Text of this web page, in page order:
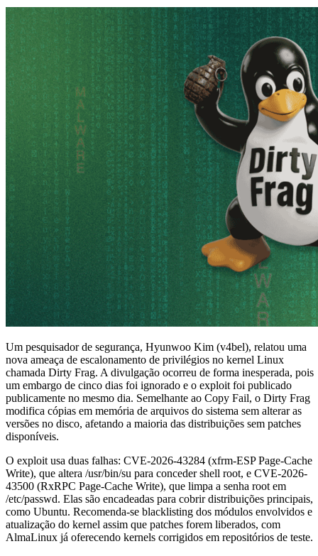
Um pesquisador de segurança, Hyunwoo Kim (v4bel), relatou uma
nova ameaça de escalonamento de privilégios no kernel Linux
chamada Dirty Frag. A divulgação ocorreu de forma inesperada, pois
um embargo de cinco dias foi ignorado e o exploit foi publicado
publicamente no mesmo dia. Semelhante ao Copy Fail, o Dirty Frag
modifica cópias em memória de arquivos do sistema sem alterar as
versões no disco, afetando a maioria das distribuições sem patches
disponíveis.
O exploit usa duas falhas: CVE-2026-43284 (xfrm-ESP Page-Cache
Write), que altera /usr/bin/su para conceder shell root, e CVE-2026-
43500 (RxRPC Page-Cache Write), que limpa a senha root em
/etc/passwd. Elas são encadeadas para cobrir distribuições principais,
como Ubuntu. Recomenda-se blacklisting dos módulos envolvidos e
atualização do kernel assim que patches forem liberados, com
AlmaLinux já oferecendo kernels corrigidos em repositórios de teste.